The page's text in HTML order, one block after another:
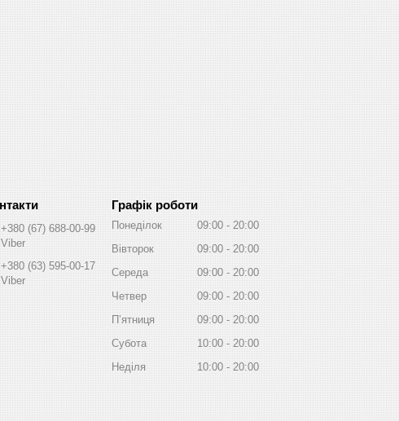
+380 (67) 688-00-99
Viber
+380 (63) 595-00-17
Viber
Графік роботи
Понеділок 09:00
20:00
Вівторок
09:00
20:00
Середа
09:00
20:00
Четвер
09:00
20:00
Пʼятниця
09:00
20:00
Субота
10:00
20:00
Неділя
10:00 20:00